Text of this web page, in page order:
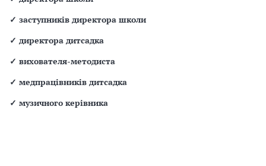
✓ заступників директора школи
✓ директора дитсадка
✓ вихователя-методиста
✓ медпрацівників дитсадка
✓ музичного керівника